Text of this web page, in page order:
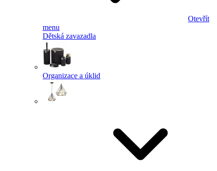
Otevřít
menu
Dětská zavazadla
Organizace a úklid